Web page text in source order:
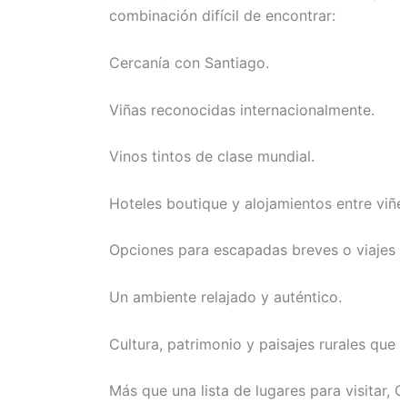
combinación difícil de encontrar:
Cercanía con Santiago.
Viñas reconocidas internacionalmente.
Vinos tintos de clase mundial.
Hoteles boutique y alojamientos entre
Opciones para escapadas breves o
Un ambiente relajado y auténtico.
Cultura, patrimonio y paisajes rurales
Más que una lista de lugares para